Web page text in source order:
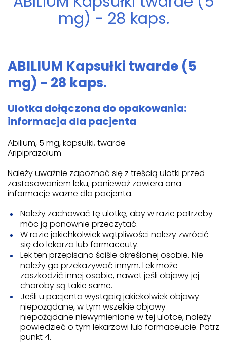
mg) - 28 kaps.
ABILIUM Kapsułki twarde (5
mg) - 28 kaps.
Ulotka dołączona do opakowania:
informacja dla pacjenta
Abilium, 5 mg, kapsułki, twarde
Aripiprazolum
Należy uważnie zapoznać się z treścią ulotki przed
zastosowaniem leku, ponieważ zawiera ona
informacje ważne dla pacjenta.
Należy zachować tę ulotkę, aby w razie potrzeby
móc ją ponownie przeczytać.
W razie jakichkolwiek wątpliwości należy zwrócić
się do lekarza lub farmaceuty.
Lek ten przepisano ściśle określonej osobie. Nie
należy go przekazywać innym. Lek może
zaszkodzić innej osobie, nawet jeśli objawy jej
choroby są takie same.
Jeśli u pacjenta wystąpią jakiekolwiek objawy
niepożądane, w tym wszelkie objawy
niepożądane niewymienione w tej ulotce, należy
powiedzieć o tym lekarzowi lub farmaceucie. Patrz
punkt 4.